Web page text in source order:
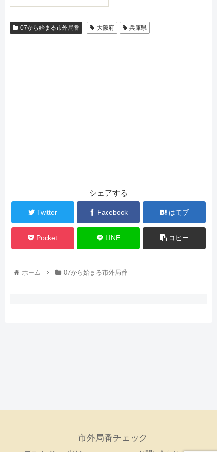
07から始まる市外局番 大阪府 兵庫県
シェアする
Twitter Facebook はてブ
Pocket LINE コピー
ホーム 07から始まる市外局番
市外局番チェック